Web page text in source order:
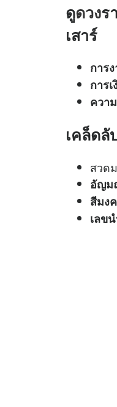
ดูดวงร
เสาร์
การ
การเ
ควา
เคล็ดลั
สวด
อัญม
สีมง
เลข